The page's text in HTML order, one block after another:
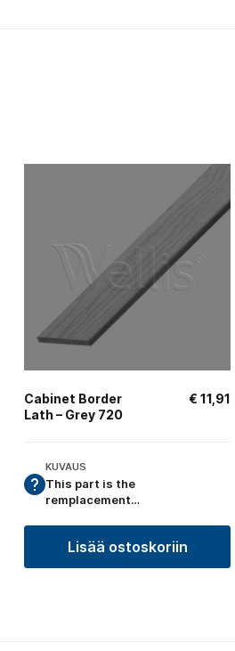
Cabinet Border
Lath – Grey 720
€ 11,91
KUVAUS
This part is the
remplacement…
Lisää ostoskoriin